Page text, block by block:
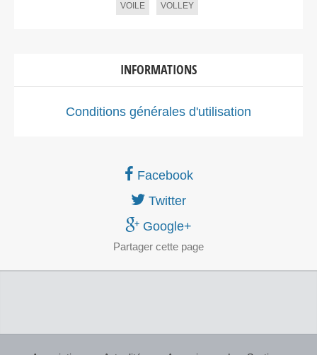
VOILE VOLLEY
INFORMATIONS
Conditions générales d'utilisation
Facebook
Twitter
Google+
Partager cette page